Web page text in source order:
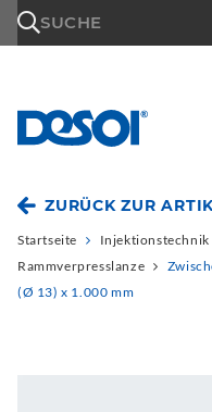
SUCHE
ZURÜCK ZUR
Startseite Injektionstechnik
Rammverpresslanze
(Ø 13) x 1.000 mm